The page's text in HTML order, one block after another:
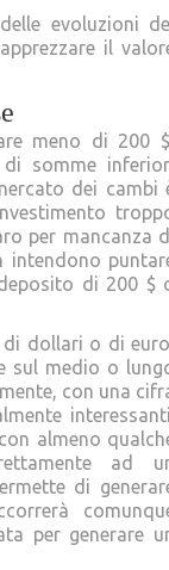
evoluzioni
il
meno di 200
somme
dei cambi
per mancanza
intendono
di 200 $
di dollari o di
sul medio o
con una
almeno
ad
di
per generare